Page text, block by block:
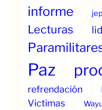
informe jep
Lecturas
Paz
refrendación
Victimas